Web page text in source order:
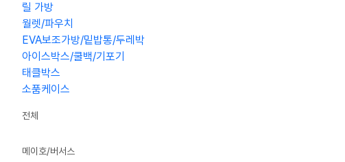
릴 가방
월렛/파우치
EVA보조가방/밑밥통/두레박
아이스박스/쿨백/기포기
태클박스
소품케이스
전체
메이호/버서스